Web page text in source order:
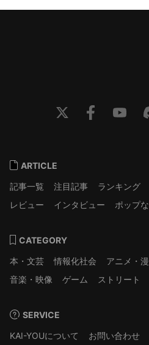
ARTICLE
記事一覧
注目記事 ランキング
レビュー
インタビュー ポップ
CATEGORY
本・文芸
情報化社会 アニメ・
音楽・映像
ゲーム ストリート
SERVICE
KAI-YOUについて
お問い合わせ